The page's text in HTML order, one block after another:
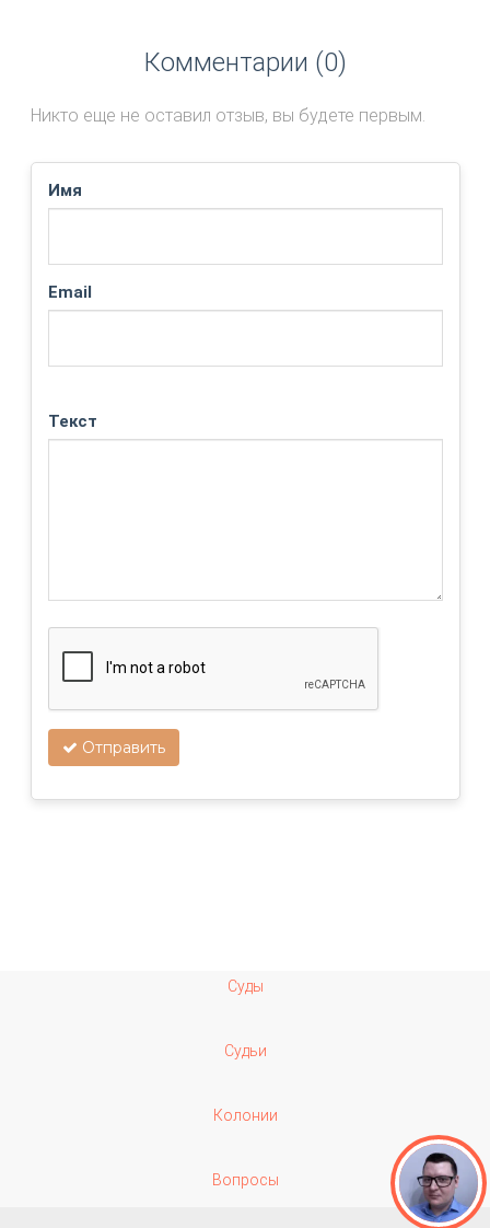
Комментарии (0)
Никто еще не оставил отзыв, вы будете первым.
Имя
Email
Текст
Отправить
Суды
Судьи
Колонии
Вопросы